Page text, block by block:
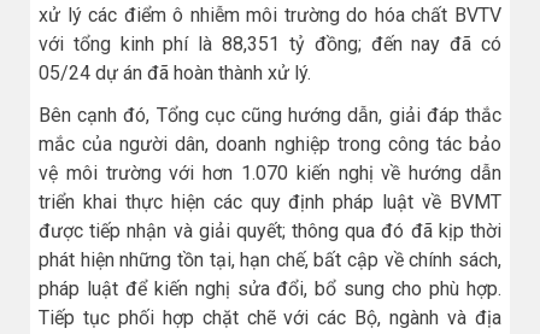
xử lý các điểm ô nhiễm môi trường do hóa chất BVTV
với tổng kinh phí là 88,351 tỷ đồng; đến nay đã có
05/24 dự án đã hoàn thành xử lý.
Bên cạnh đó, Tổng cục cũng hướng dẫn, giải đáp thắc
mắc của người dân, doanh nghiệp trong công tác bảo
vệ môi trường với hơn 1.070 kiến nghị về hướng dẫn
triển khai thực hiện các quy định pháp luật về BVMT
được tiếp nhận và giải quyết; thông qua đó đã kịp thời
phát hiện những tồn tại, hạn chế, bất cập về chính sách,
pháp luật để kiến nghị sửa đổi, bổ sung cho phù hợp.
Tiếp tục phối hợp chặt chẽ với các Bộ, ngành và địa